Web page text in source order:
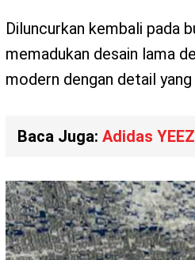
Diluncurkan kembali pada
memadukan desain lama
modern dengan detail yang
Baca Juga: Adidas